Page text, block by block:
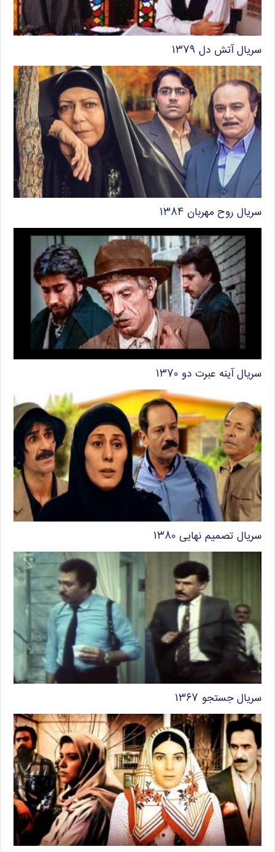
سریال آتش دل ۱۳۷۹
سریال روح مهربان ۱۳۸۴
سریال آینه عبرت دو ۱۳۷۰
سریال تصمیم نهایی ۱۳۸۰
سریال جستجو ۱۳۶۷